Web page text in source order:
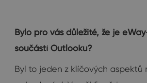
Bylo pro vás důležité, že je
součástí Outlooku?
Byl to jeden z klíčových aspektů